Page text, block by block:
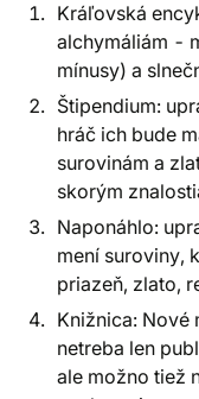
Kráľovská
alchymáliám -
mínusy) a
Štipendium:
hráč ich bude
surovinám a
skorým
Naponáhlo:
mení suroviny,
priazeň, zlato,
Knižnica: Nové
netreba len
ale možno tiež